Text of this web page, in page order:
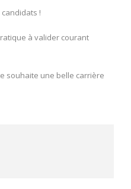
!
à valider courant
souhaite une belle carrière